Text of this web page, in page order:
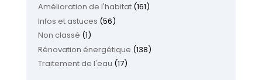
Amélioration de l'habitat(161)
Infos et astuces (56)
Non classé (1)
Rénovation énergétique (138)
Traitement de l'eau (17)